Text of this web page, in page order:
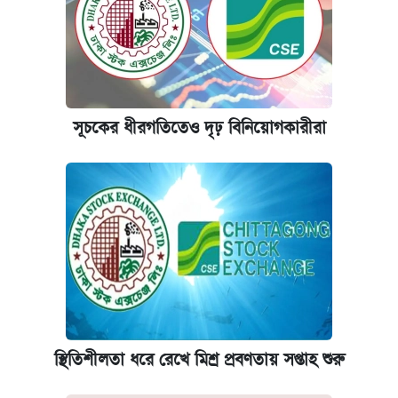
সূচকের ধীরগতিতেও দৃঢ় বিনিয়োগকারীরা
স্থিতিশীলতা ধরে রেখে মিশ্র প্রবণতায় সপ্তাহ শুরু